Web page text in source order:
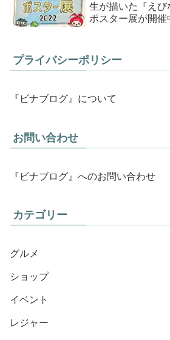
生が描いた『えび
ポスター展が開催
プライバシーポリシー
『ビナブログ』について
お問い合わせ
『ビナブログ』へのお問い合わせ
カテゴリー
グルメ
ショップ
イベント
レジャー